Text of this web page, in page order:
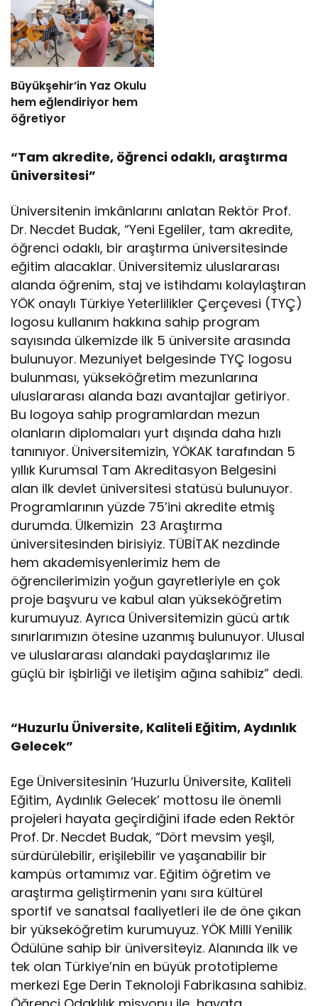
Büyükşehir’in Yaz Okulu
hem eğlendiriyor hem
öğretiyor
“Tam akredite, öğrenci odaklı, araştırma
üniversitesi”
Üniversitenin imkânlarını anlatan Rektör Prof.
Dr. Necdet Budak, “Yeni Egeliler, tam akredite,
öğrenci odaklı, bir araştırma üniversitesinde
eğitim alacaklar. Üniversitemiz uluslararası
alanda öğrenim, staj ve istihdamı kolaylaştıran
YÖK onaylı Türkiye Yeterlilikler Çerçevesi (TYÇ)
logosu kullanım hakkına sahip program
sayısında ülkemizde ilk 5 üniversite arasında
bulunuyor. Mezuniyet belgesinde TYÇ logosu
bulunması, yükseköğretim mezunlarına
uluslararası alanda bazı avantajlar getiriyor.
Bu logoya sahip programlardan mezun
olanların diplomaları yurt dışında daha hızlı
tanınıyor. Üniversitemizin, YÖKAK tarafından 5
yıllık Kurumsal Tam Akreditasyon Belgesini
alan ilk devlet üniversitesi statüsü bulunuyor.
Programlarının yüzde 75’ini akredite etmiş
durumda. Ülkemizin 23 Araştırma
üniversitesinden birisiyiz. TÜBİTAK nezdinde
hem akademisyenlerimiz hem de
öğrencilerimizin yoğun gayretleriyle en çok
proje başvuru ve kabul alan yükseköğretim
kurumuyuz. Ayrıca Üniversitemizin gücü artık
sınırlarımızın ötesine uzanmış bulunuyor. Ulusal
ve uluslararası alandaki paydaşlarımız ile
güçlü bir işbirliği ve iletişim ağına sahibiz” dedi.
“Huzurlu Üniversite, Kaliteli Eğitim, Aydınlık
Gelecek”
Ege Üniversitesinin ‘Huzurlu Üniversite, Kaliteli
Eğitim, Aydınlık Gelecek’ mottosu ile önemli
projeleri hayata geçirdiğini ifade eden Rektör
Prof. Dr. Necdet Budak, “Dört mevsim yeşil,
sürdürülebilir, erişilebilir ve yaşanabilir bir
kampüs ortamımız var. Eğitim öğretim ve
araştırma geliştirmenin yanı sıra kültürel
sportif ve sanatsal faaliyetleri ile de öne çıkan
bir yükseköğretim kurumuyuz. YÖK Milli Yenilik
Ödülüne sahip bir üniversiteyiz. Alanında ilk ve
tek olan Türkiye’nin en büyük prototipleme
merkezi Ege Derin Teknoloji Fabrikasına sahibiz.